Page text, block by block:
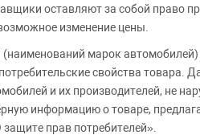
оставляют за собой
изменение цены.
марок автомобилей)
свойства
и их производителей, не
информацию о товаре,
прав потребителей».